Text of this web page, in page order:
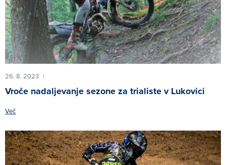
26. 8. 2023 |
Vroče nadaljevanje sezone za trialiste v Lukovici
Več